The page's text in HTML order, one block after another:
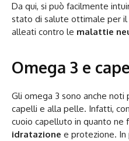
Da qui, si può facilmente
stato di salute ottimale per
alleati contro le malattie
Omega 3 e
Gli omega 3 sono anche noti
capelli e alla pelle. Infatti,
cuoio capelluto in quanto ne
idratazione e protezione. In